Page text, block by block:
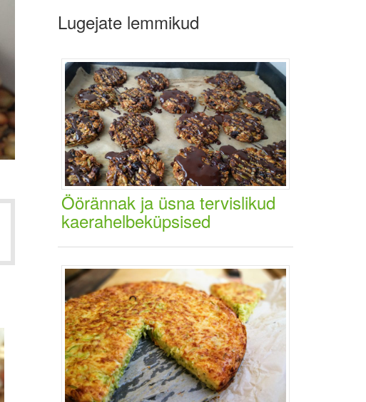
Lugejate lemmikud
Öörännak ja üsna tervislikud
kaerahelbeküpsised